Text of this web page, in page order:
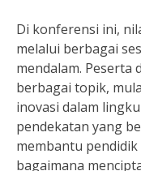
Di konferensi ini,
melalui berbagai
mendalam. Peserta
berbagai topik,
inovasi dalam
pendekatan yang
membantu
bagaimana